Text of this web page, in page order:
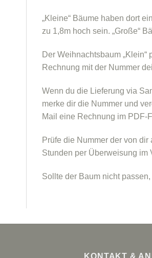
„Kleine“ Bäume haben dort
zu 1,8m hoch sein. „Große“
Der Weihnachtsbaum
Rechnung mit der Nummer
Wenn du die Lieferung via
merke dir die Nummer und
Mail eine Rechnung im PDF-
Prüfe die Nummer der von
Stunden per Überweisung im
Sollte der Baum nicht